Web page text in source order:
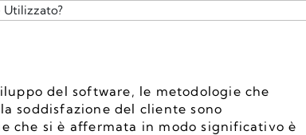
del software, le metodologie che
soddisfazione del cliente sono
che si è affermata in modo significativo è